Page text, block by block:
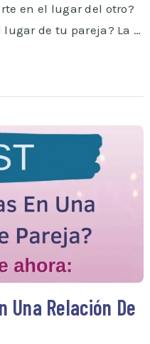
en el lugar del otro?
lugar de tu pareja? La …
Una Relación De